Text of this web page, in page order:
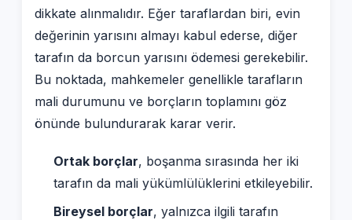
dikkate alınmalıdır. Eğer taraflardan biri, evin
değerinin yarısını almayı kabul ederse, diğer
tarafın da borcun yarısını ödemesi gerekebilir.
Bu noktada, mahkemeler genellikle tarafların
mali durumunu ve borçların toplamını göz
önünde bulundurarak karar verir.
Ortak borçlar, boşanma sırasında her iki
tarafın da mali yükümlülüklerini etkileyebilir.
Bireysel borçlar, yalnızca ilgili tarafın